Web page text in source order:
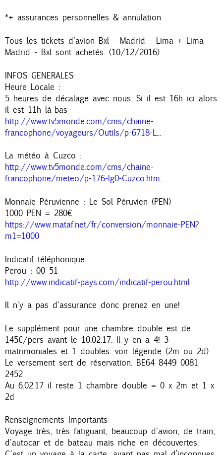
*+ assurances personnelles & annulation
Tous les tickets d'avion Bxl - Madrid - Lima + Lima -
Madrid - Bxl sont achetés. (10/12/2016)
INFOS GENERALES
Heure Locale :
5 heures de décalage avec nous. Si il est 16h ici alors
il est 11h là-bas
http://www.tv5monde.com/cms/chaine-
francophone/voyageurs/Outils/p-6718-L...
La météo à Cuzco :
http://www.tv5monde.com/cms/chaine-
francophone/meteo/p-176-lg0-Cuzco.htm...
Monnaie Péruvienne : Le Sol Péruvien (PEN)
1000 PEN = 280€
https://www.mataf.net/fr/conversion/monnaie-PEN?
m1=1000
Indicatif téléphonique :
Perou : 00 51
http://www.indicatif-pays.com/indicatif-perou.html
Il n'y a pas d'assurance donc prenez en une!
Le supplément pour une chambre double est de
145€/pers avant le 10.02.17. Il y en a 4! 3
matrimoniales et 1 doubles. voir légende (2m ou 2d)
Le versement sert de réservation. BE64 8449 0081
2452
Au 6.02.17 il reste 1 chambre double = 0 x 2m et 1 x
2d
Renseignements Importants
Voyage très, très fatiguant, beaucoup d'avion, de train,
d'autocar et de bateau mais riche en découvertes.